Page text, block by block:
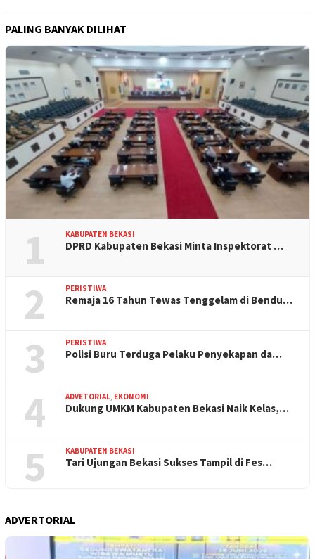
PALING BANYAK DILIHAT
1 KABUPATEN BEKASI
DPRD Kabupaten Bekasi Minta Inspektorat …
2 PERISTIWA
Remaja 16 Tahun Tewas Tenggelam di Bendu…
3 PERISTIWA
Polisi Buru Terduga Pelaku Penyekapan da…
4 ADVETORIAL, EKONOMI
Dukung UMKM Kabupaten Bekasi Naik Kelas,…
5 KABUPATEN BEKASI
Tari Ujungan Bekasi Sukses Tampil di Fes…
ADVERTORIAL